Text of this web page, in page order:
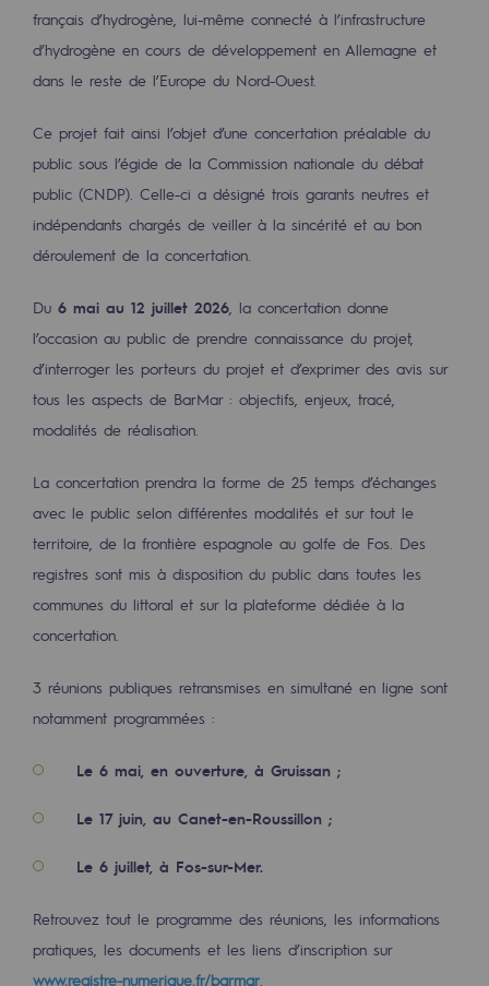
2050 : un monde d’énergies
Objectif Hydrogène
Objectif Biométhane
Le Labo
Acteur engagé
Acteur engagé
Ambition RSE
Responsabilité environnementale
Responsabilité environnementale
BE POSITIF, le programme de
Décarbonation : une priorité
Limitation des émissions atmosphériques
Gestion de l'énergie
Gestion des impacts
Responsabilité sociale et
Energiz Mouv
Energiz Mouv
Le programme social et territorial de
Territorial
français d’hydrogène, lui-même connecté à l’infrastructure
d’hydrogène en cours de développement en Allemagne et
dans le reste de l’Europe du Nord-Ouest.
Ce projet fait ainsi l’objet d’une concertation préalable du
public sous l’égide de la Commission nationale du débat
public (CNDP). Celle-ci a désigné trois garants neutres et
indépendants chargés de veiller à la sincérité et au bon
déroulement de la concertation.
Du 6 mai au 12 juillet 2026 , la concertation donne
l’occasion au public de prendre connaissance du projet,
d’interroger les porteurs du projet et d’exprimer des avis sur
tous les aspects de BarMar : objectifs, enjeux, tracé,
modalités de réalisation.
La concertation prendra la forme de 25 temps d’échanges
avec le public selon différentes modalités et sur tout le
territoire, de la frontière espagnole au golfe de Fos. Des
registres sont mis à disposition du public dans toutes les
communes du littoral et sur la plateforme dédiée à la
concertation.
3 réunions publiques retransmises en simultané en ligne sont
notamment programmées :
Le 6 mai, en ouverture, à Gruissan ;
Le 17 juin, au Canet-en-Roussillon ;
Le 6 juillet, à Fos-sur-Mer.
Retrouvez tout le programme des réunions, les informations
pratiques, les documents et les liens d’inscription sur
www.registre-numerique.fr/barmar